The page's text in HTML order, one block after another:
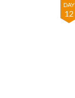
DAY
12